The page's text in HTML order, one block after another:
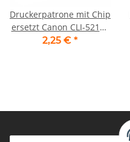
Druckerpatrone mit Chip
ersetzt Canon CLI-521M,
CLI521 magenta
2,25 € *